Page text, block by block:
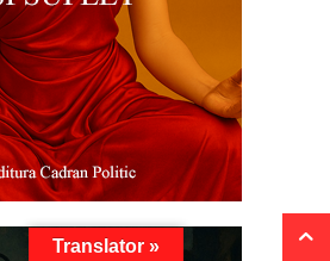
Translator »